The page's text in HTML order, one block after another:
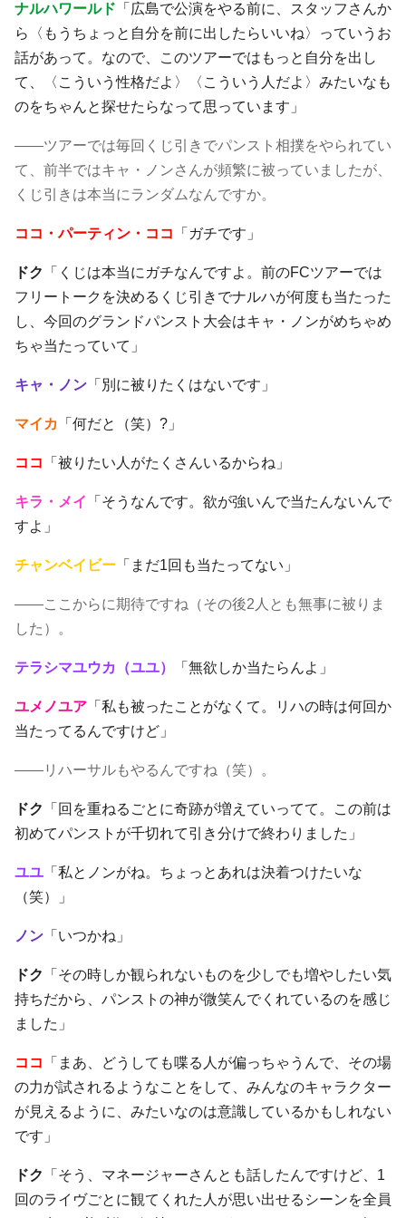
ナルハワールド 「広島で公演をやる前に、スタッフさんか
ら〈もうちょっと自分を前に出したらいいね〉っていうお
話があって。なので、このツアーではもっと自分を出し
て、〈こういう性格だよ〉〈こういう人だよ〉みたいなも
のをちゃんと探せたらなって思っています」
――ツアーでは毎回くじ引きでパンスト相撲をやられてい
て、前半ではキャ・ノンさんが頻繁に被っていましたが、
くじ引きは本当にランダムなんですか。
ココ・パーティン・ココ 「ガチです」
ドク
「くじは本当にガチなんですよ。前のFCツアーでは
フリートークを決めるくじ引きでナルハが何度も当たった
し、今回のグランドパンスト大会はキャ・ノンがめちゃめ
ちゃ当たっていて」
キャ・ノン 「別に被りたくはないです」
マイカ 「何だと（笑）?」
ココ 「被りたい人がたくさんいるからね」
キラ・メイ
「そうなんです。欲が強いんで当たんないんで
すよ」
チャンベイビー 「まだ1回も当たってない」
――ここからに期待ですね（その後2人とも無事に被りま
した）。
テラシマユウカ（ユユ） 「無欲しか当たらんよ」
ユメノユア 「私も被ったことがなくて。リハの時は何回か
当たってるんですけど」
――リハーサルもやるんですね（笑）。
ドク
「回を重ねるごとに奇跡が増えていってて。この前は
初めてパンストが千切れて引き分けで終わりました」
ユユ 「私とノンがね。ちょっとあれは決着つけたいな
（笑）」
ノン 「いつかね」
ドク
「その時しか観られないものを少しでも増やしたい気
持ちだから、パンストの神が微笑んでくれているのを感じ
ました」
ココ
「まあ、どうしても喋る人が偏っちゃうんで、その場
の力が試されるようなことをして、みんなのキャラクター
が見えるように、みたいなのは意識しているかもしれない
です」
ドク
「そう、マネージャーさんとも話したんですけど、1
回のライヴごとに観てくれた人が思い出せるシーンを全員